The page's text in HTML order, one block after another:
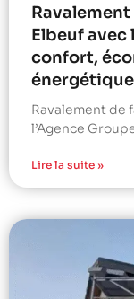
Elbeuf avec
confort,
Ravalement de
l’Agence
Lire la suite »